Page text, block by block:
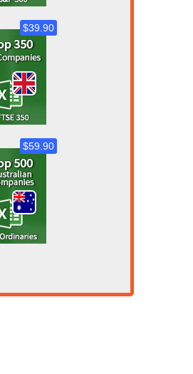
$39.90
$59.90